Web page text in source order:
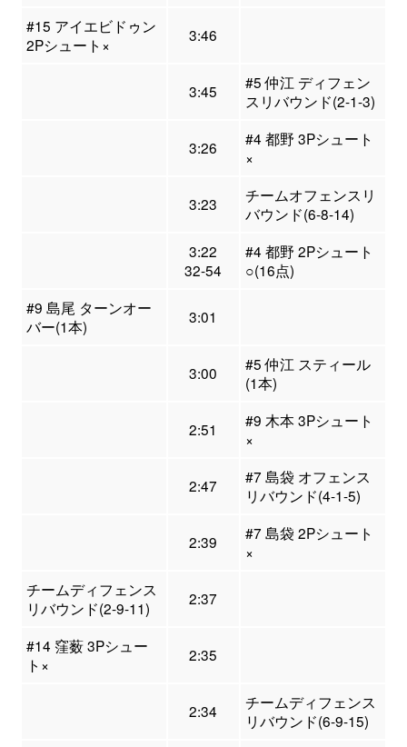
#15 アイエビドゥン
2Pシュート×
3:46
3:45
#5 仲江 ディフェン
スリバウンド(2-1-3)
3:26
#4 都野 3Pシュート
×
3:23
チームオフェンスリ
バウンド(6-8-14)
3:22
32-54
#4 都野 2Pシュート
○(16点)
#9 島尾 ターンオー
バー(1本)
3:01
3:00
#5 仲江 スティール
(1本)
2:51
#9 木本 3Pシュート
×
2:47
#7 島袋 オフェンス
リバウンド(4-1-5)
2:39
#7 島袋 2Pシュート
×
チームディフェンス
リバウンド(2-9-11)
2:37
#14 窪薮 3Pシュー
ト×
2:35
2:34
チームディフェンス
リバウンド(6-9-15)